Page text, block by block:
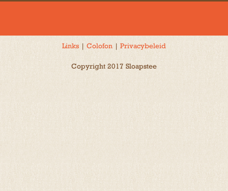
Links | Colofon | Privacybeleid
Copyright 2017 Sloapstee